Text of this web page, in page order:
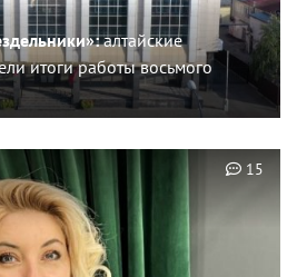
алтайские
итоги работы восьмого
15